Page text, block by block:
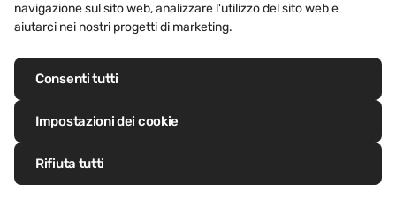
73 Brook Street, Londra
(Regno Unito)
Visualizza il progetto
navigazione sul sito web, analizzare l'utilizzo del sito web e
aiutarci nei nostri progetti di marketing.
Consenti tutti
Impostazioni dei cookie
Rifiuta tutti